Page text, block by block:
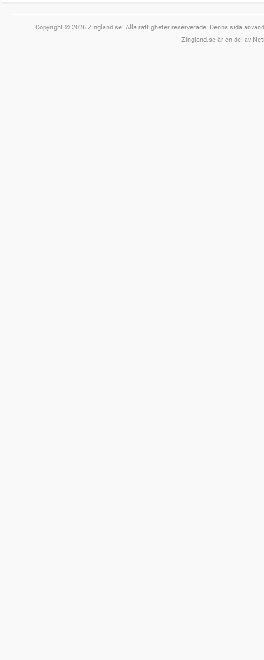
Copyright © 2026 Zingland.se. Alla rättigheter reserverade. Denna sida
Zingland.se är en del av